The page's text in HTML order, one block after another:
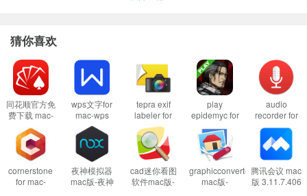
软件特色
创建文件夹、文件，甚至删除它们。你可以轻松地管理你的ftp网站内容。
不需要备份文件，然后上传，只需浏览你的网站，选择要编辑的内容。
节省时间和数据使用。简单、快速、安全。
FTP Editor Mac版是程序员、编辑人员和网站创建者的完美工具。与所有
猜你喜欢
同花顺官方免
费下载 mac-
同花顺mac版
下载 v3.6.2
wps文字for
mac-wps
word mac版
下载
v5.0.0(7550)
tepra exif
labeler for
mac-tepra
exif labeler
mac版下载
v1.0.0
play
epidemyc for
epidemyc
mac版下载
v1.0
audio
recorder for
mac-audio
recorder mac
版下载 v1.3
cornerstone
for mac-
夜神模拟器
mac版-夜神
cad迷你看图
软件mac版-
graphicconverter
mac版-
腾讯会议 mac
版 3.11.7.406